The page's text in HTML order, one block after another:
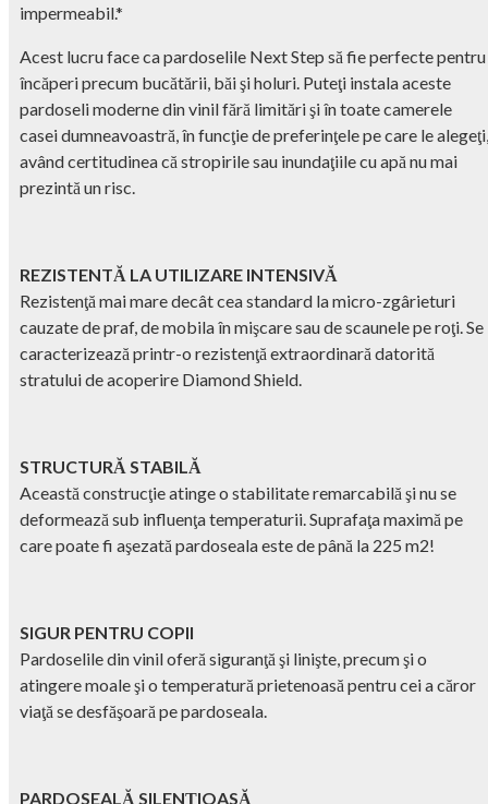
impermeabil.*
Acest lucru face ca pardoselile Next Step să fie perfecte pentru
încăperi precum bucătării, băi şi holuri. Puteţi instala aceste
pardoseli moderne din vinil fără limitări şi în toate camerele
casei dumneavoastră, în funcţie de preferinţele pe care le alegeţi,
având certitudinea că stropirile sau inundaţiile cu apă nu mai
prezintă un risc.
REZISTENTĂ LA UTILIZARE INTENSIVĂ
Rezistenţă mai mare decât cea standard la micro-zgârieturi
cauzate de praf, de mobila în mişcare sau de scaunele pe roţi. Se
caracterizează printr-o rezistenţă extraordinară datorită
stratului de acoperire Diamond Shield.
STRUCTURĂ STABILĂ
Această construcţie atinge o stabilitate remarcabilă şi nu se
deformează sub influenţa temperaturii. Suprafaţa maximă pe
care poate fi aşezată pardoseala este de până la 225 m2!
SIGUR PENTRU COPII
Pardoselile din vinil oferă siguranţă şi linişte, precum şi o
atingere moale şi o temperatură prietenoasă pentru cei a căror
viaţă se desfăşoară pe pardoseala.
PARDOSEALĂ SILENŢIOASĂ